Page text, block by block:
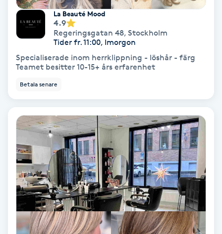
Klippning & Slingor
Klippning ungdom
Koppningsmassage
Kostrådgivning
Kroppsinpackning
Kroppspeeling
Käkledsbehandling
Kärlbehandling
La Beauté Mood
4.9
Regeringsgatan 48, Stockholm
Tider fr. 11:00, Imorgon
Specialiserade inom herrklippning - löshår - färg
Teamet besitter 10-15+ års erfarenhet
Betala senare